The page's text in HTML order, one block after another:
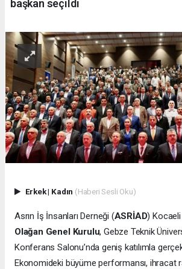
başkan seçildi
Erkek| Kadın (Haberi Sesli Oku)
Asrın İş İnsanları Derneği (ASRİAD) Kocaeli
Olağan Genel Kurulu, Gebze Teknik
Konferans Salonu’nda geniş katılımla
Ekonomideki büyüme performansı, ihracat